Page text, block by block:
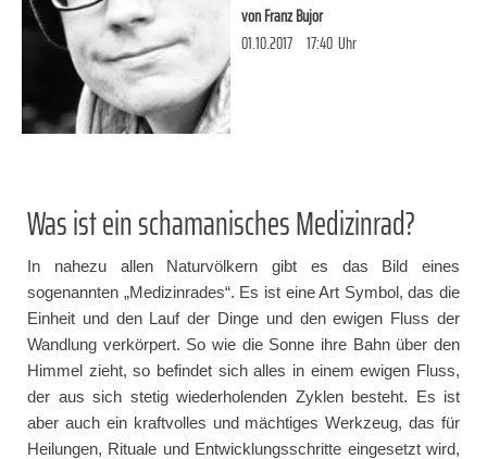
vonFranz Bujor
01.10.2017 17:40 Uhr
Was ist ein schamanisches Medizinrad?
In nahezu allen Naturvölkern gibt es das Bild eines
sogenannten „Medizinrades“. Es ist eine Art Symbol, das die
Einheit und den Lauf der Dinge und den ewigen Fluss der
Wandlung verkörpert. So wie die Sonne ihre Bahn über den
Himmel zieht, so befindet sich alles in einem ewigen Fluss,
der aus sich stetig wiederholenden Zyklen besteht. Es ist
aber auch ein kraftvolles und mächtiges Werkzeug, das für
Heilungen, Rituale und Entwicklungsschritte eingesetzt wird,